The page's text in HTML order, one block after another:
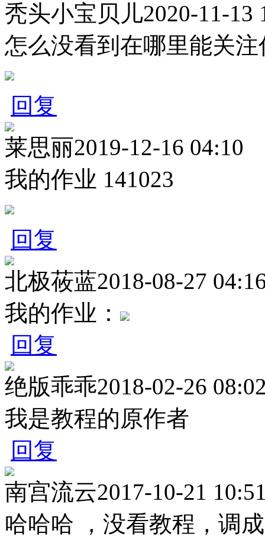
秃头小宝贝儿2020-11-13
怎么没看到在哪里能关注
回复
莱思丽2019-12-16 04:10
我的作业 141023
回复
北极莜蓝2018-08-27
我的作业：
回复
绝版乖乖2018-02-26
我是教程的原作者
回复
南宫流云2017-10-21
哈哈哈 ，没看教程，调